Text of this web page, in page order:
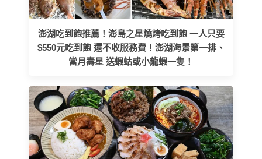
澎湖吃到飽推薦！澎島之星燒烤吃到飽 一人只要
$550元吃到飽 還不收服務費！澎湖海景第一排、
當月壽星 送蝦蛄或小龍蝦一隻！